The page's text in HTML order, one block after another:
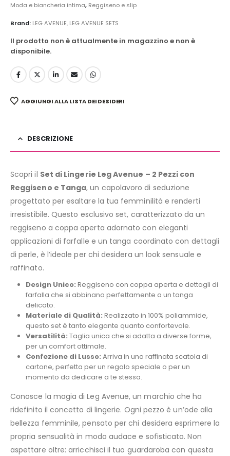
Moda e biancheria intima, Reggiseno e slip
Brand: LEG AVENUE, LEG AVENUE SETS
Il prodotto non è attualmente in magazzino e non è
disponibile.
AGGIUNGI ALLA LISTA DEI DESIDERI
DESCRIZIONE
Scopri il Set di Lingerie Leg Avenue – 2 Pezzi con
Reggiseno e Tanga, un capolavoro di seduzione
progettato per esaltare la tua femminilità e renderti
irresistibile. Questo esclusivo set, caratterizzato da un
reggiseno a coppa aperta adornato con eleganti
applicazioni di farfalle e un tanga coordinato con dettagli
di perle, è l’ideale per chi desidera un look sensuale e
raffinato.
Design Unico: Reggiseno con coppa aperta e dettagli di
farfalla che si abbinano perfettamente a un tanga
delicato.
Materiale di Qualità: Realizzato in 100% poliammide,
questo set è tanto elegante quanto confortevole.
Versatilità: Taglia unica che si adatta a diverse forme,
per un comfort ottimale.
Confezione di Lusso: Arriva in una raffinata scatola di
cartone, perfetta per un regalo speciale o per un
momento da dedicare a te stessa.
Conosce la magia di Leg Avenue, un marchio che ha
ridefinito il concetto di lingerie. Ogni pezzo è un’ode alla
bellezza femminile, pensato per chi desidera esprimere la
propria sensualità in modo audace e sofisticato. Non
aspettare oltre: arricchisci il tuo guardaroba con questa